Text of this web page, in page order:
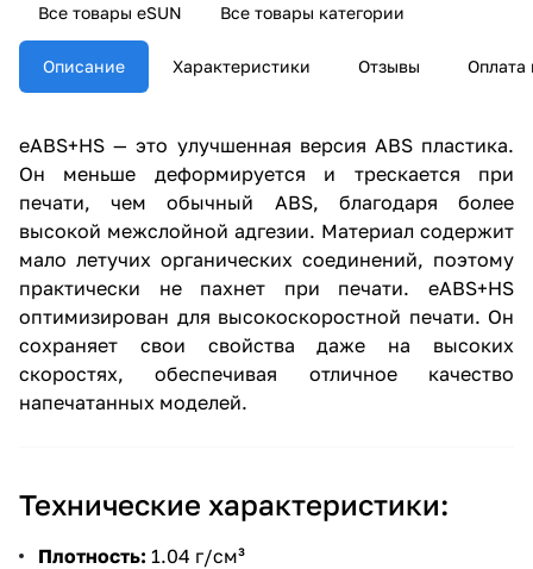
Все товары eSUN Все товары категории
Описание Характеристики Отзывы Оплата
eABS+HS — это улучшенная версия ABS пластика.
Он меньше деформируется и трескается при
печати, чем обычный ABS, благодаря более
высокой межслойной адгезии. Материал содержит
мало летучих органических соединений, поэтому
практически не пахнет при печати. eABS+HS
оптимизирован для высокоскоростной печати. Он
сохраняет свои свойства даже на высоких
скоростях, обеспечивая отличное качество
напечатанных моделей.
Технические характеристики:
Плотность: 1.04 г/см³